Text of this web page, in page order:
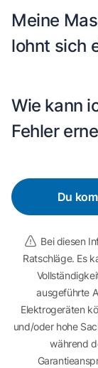
Meine
lohnt sich
Wie kann
Fehler
Du
Bei diesen
Ratschläge. Es
ausgeführte
Elektrogeräten
und/oder hohe
während